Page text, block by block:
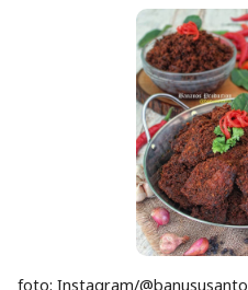
foto: Instagram/@banususanto